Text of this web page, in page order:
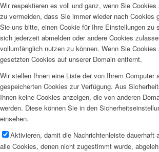
Wir respektieren es voll und ganz, wenn Sie
zu vermeiden, dass Sie immer wieder nach Cookies
Sie uns bitte, einen Cookie für Ihre Einstellungen zu
sich jederzeit abmelden oder andere Cookies
vollumfänglich nutzen zu können. Wenn Sie Cookies
gesetzten Cookies auf unserer Domain entfernt.
Wir stellen Ihnen eine Liste der von Ihrem Computer
gespeicherten Cookies zur Verfügung. Aus
Ihnen keine Cookies anzeigen, die von anderen
werden. Diese können Sie in den
einsehen.
Aktivieren, damit die Nachrichtenleiste dauerhaft
alle Cookies, denen nicht zugestimmt wurde,